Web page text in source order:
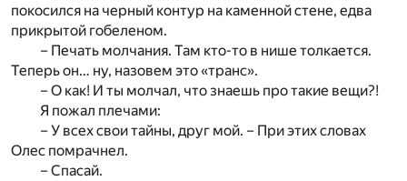
покосился на черный контур на каменной стене, едва
прикрытой гобеленом.
– Печать молчания. Там кто-то в нише толкается.
Теперь он… ну, назовем это «транс».
– О как! И ты молчал, что знаешь про такие вещи?!
Я пожал плечами:
– У всех свои тайны, друг мой. – При этих словах
Олес помрачнел.
– Спасай.